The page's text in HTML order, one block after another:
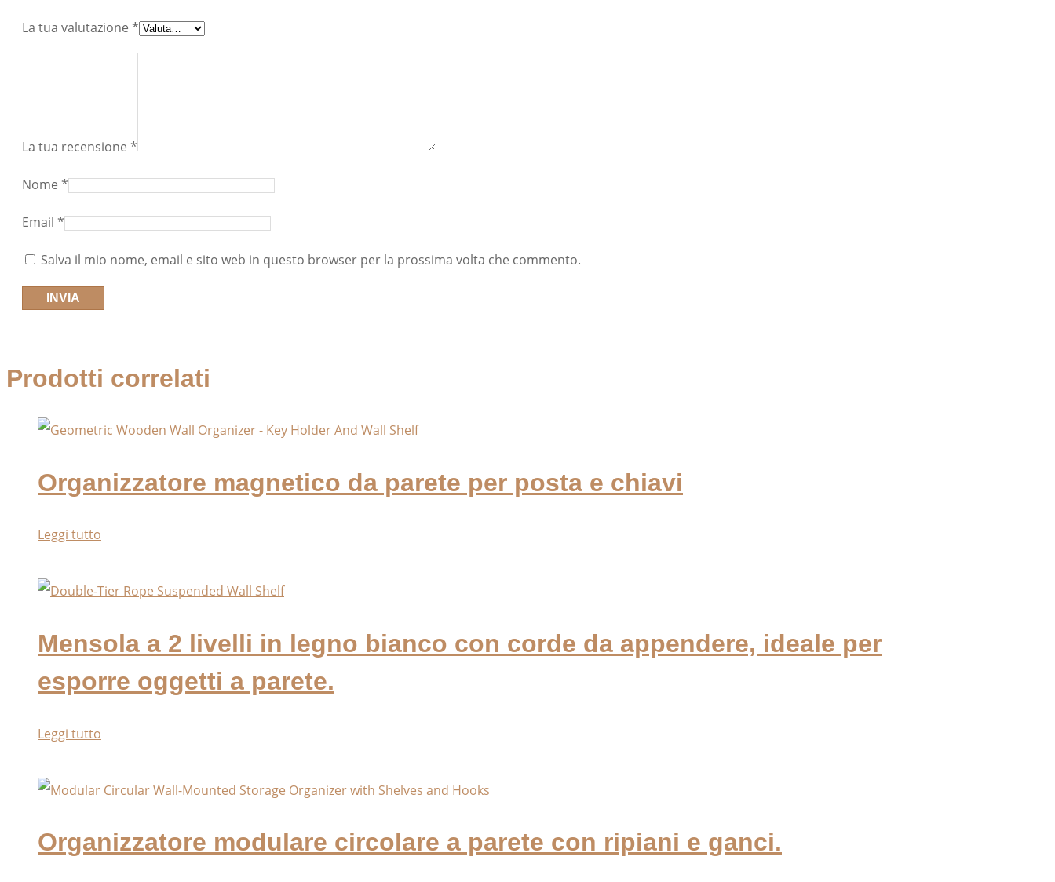
La tua valutazione *
La tua recensione *
Nome *
Email *
Salva il mio nome, email e sito web in questo browser per la prossima volta che commento.
Prodotti correlati
Organizzatore magnetico da parete per posta e chiavi
Leggi tutto
Mensola a 2 livelli in legno bianco con corde da appendere, ideale per
esporre oggetti a parete.
Leggi tutto
Organizzatore modulare circolare a parete con ripiani e ganci.